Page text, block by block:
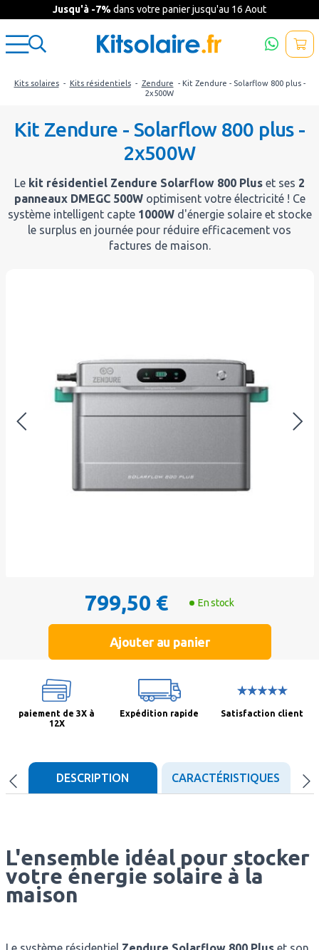
Jusqu'à -7% dans votre panier jusqu'au 16 Aout
Kits solaires- Kits résidentiels- Zendure - Kit Zendure - Solarflow 800 plus -
2x500W
Kit Zendure - Solarflow 800 plus -
2x500W
Le kit résidentiel Zendure Solarflow 800 Plus et ses 2
panneaux DMEGC 500Woptimisent votre électricité ! Ce
système intelligent capte 1000Wd'énergie solaire et stocke
le surplus en journée pour réduire efficacement vos
factures de maison.
799,50 € En stock
Ajouter au panier
paiement de 3X à
12X
Expédition rapide Satisfaction client
DESCRIPTION CARACTÉRISTIQUES
L'ensemble idéal pour stocker
votre énergie solaire à la
maison